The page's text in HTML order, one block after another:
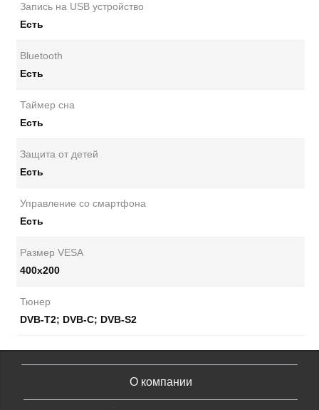
Запись на USB устройство
Есть
Bluetooth
Есть
Таймер сна
Есть
Защита от детей
Есть
Управление со смартфона
Есть
Размер VESA
400х200
Тюнер
DVB-T2; DVB-C; DVB-S2
О компании